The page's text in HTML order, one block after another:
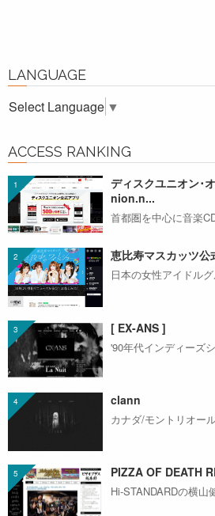
LANGUAGE
Select Language ▼
ACCESS RANKING
ディスクユニオン･
nion.n...
首都圏を中心に音楽
恵比寿マスカッツ公
日本の女性アイドル
[ EX-ANS ]
'90年代インディーズ
clann
カナダ/モントリオー
PIZZA OF DEATH
Hi-STANDARDの横山